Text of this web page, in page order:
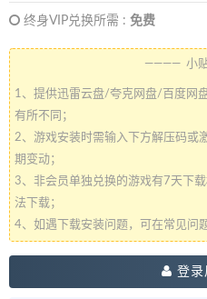
终身VIP兑换所需 : 免费
———— 小
1、提供迅雷云盘/夸克网盘/百度网
有所不同；
2、游戏安装时需输入下方解压码或
期变动；
3、非会员单独兑换的游戏有7天下
法下载；
4、如遇下载安装问题，可在常见问
登录